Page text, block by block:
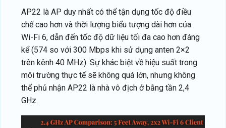
AP22 là AP duy nhất có thể tận dụng tốc độ điều
chế cao hơn và thời lượng biểu tượng dài hơn của
Wi-Fi 6, dẫn đến tốc độ dữ liệu tối đa cao hơn đáng
kể (574 so với 300 Mbps khi sử dụng anten 2×2
trên kênh 40 MHz). Sự khác biệt về hiệu suất trong
môi trường thực tế sẽ không quá lớn, nhưng không
thể phủ nhận AP22 là nhà vô địch ở bằng tần 2,4
GHz.